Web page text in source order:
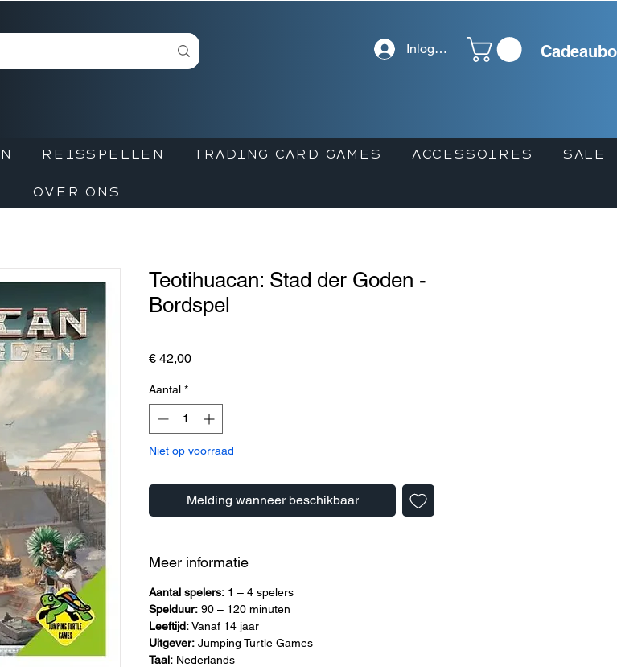
Inloggen
REISSPELLEN TRADING CARD GAMES ACCESSOIRES SALE
OVER ONS
Teotihuacan: Stad der Goden -
Bordspel
€ 42,00Prijs
Aantal *
Niet op voorraad
Melding wanneer beschikbaar
Meer informatie
Aantal spelers: 1 – 4 spelers
Spelduur: 90 – 120 minuten
Leeftijd:Vanaf 14 jaar
Uitgever: Jumping Turtle Games
Taal: Nederlands